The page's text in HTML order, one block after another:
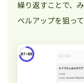
繰り返すことで、
ベルアップを狙っ